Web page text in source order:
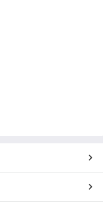
згідно з
Харків, Львів,
доставку
упаковку та